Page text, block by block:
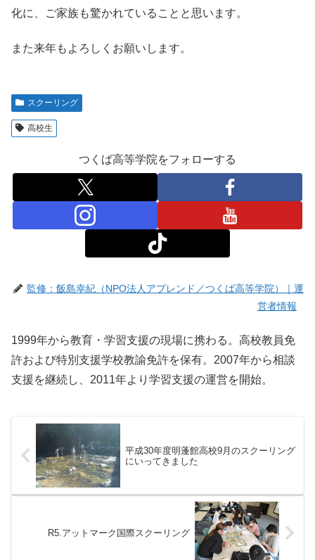
化に、ご家族も驚かれていることと思います。
また来年もよろしくお願いします。
スクーリング
高校生
つくば高等学院をフォローする
監修：飯島幸紀（NPO法人アプレンド／つくば高等学院）｜運
営者情報
1999年から教育・学習支援の現場に携わる。高校教員免
許および特別支援学校教諭免許を保有。2007年から相談
支援を継続し、2011年より学習支援の運営を開始。
平成30年度明蓬館高校9月のスクーリング
にいってきました
R5.アットマーク国際スクーリング